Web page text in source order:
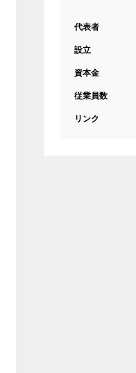
代表者
設立
資本金
従業員数
リンク